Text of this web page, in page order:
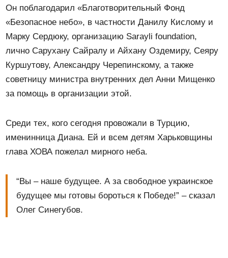
Он поблагодарил «Благотворительный Фонд
«Безопасное небо», в частности Данилу Кислому и
Марку Сердюку, организацию Sarayli foundation,
лично Сарухану Сайралу и Айхану Оздемиру, Сеяру
Куршутову, Александру Черепинскому, а также
советницу министра внутренних дел Анни Мищенко
за помощь в организации этой.
Среди тех, кого сегодня провожали в Турцию,
именинница Диана. Ей и всем детям Харьковщины
глава ХОВА пожелал мирного неба.
“Вы – наше будущее. А за свободное украинское
будущее мы готовы бороться к Победе!” – сказал
Олег Синегубов.